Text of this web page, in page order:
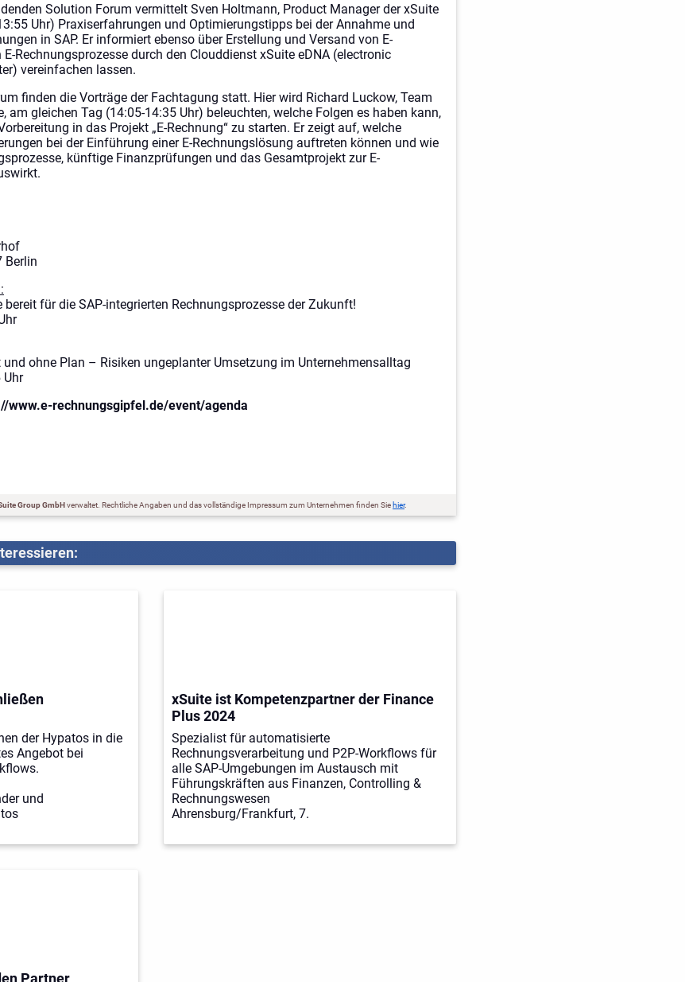
Solution Forum vermittelt Sven Holtmann, Product Manager der xSuite
Uhr) Praxiserfahrungen und Optimierungstipps bei der Annahme und
in SAP. Er informiert ebenso über Erstellung und Versand von E-
Rechnungsprozesse durch den Clouddienst xSuite eDNA (electronic
vereinfachen lassen.
finden die Vorträge der Fachtagung statt. Hier wird Richard Luckow, Team
am gleichen Tag (14:05-14:35 Uhr) beleuchten, welche Folgen es haben kann,
in das Projekt „E-Rechnung“ zu starten. Er zeigt auf, welche
bei der Einführung einer E-Rechnungslösung auftreten können und wie
künftige Finanzprüfungen und das Gesamtprojekt zur E-
Berlin
bereit für die SAP-integrierten Rechnungsprozesse der Zukunft!
und ohne Plan – Risiken ungeplanter Umsetzung im Unternehmensalltag
Uhr
www.e-rechnungsgipfel.de/event/agenda
Group GmbHverwaltet. Rechtliche Angaben und das vollständige Impressum zum Unternehmen finden Sie hier.
der Hypatos in die
Angebot bei
und
xSuite ist Kompetenzpartner der Finance
Plus 2024
Spezialist für automatisierte
Rechnungsverarbeitung und P2P-Workflows für
alle SAP-Umgebungen im Austausch mit
Führungskräften aus Finanzen, Controlling &
Rechnungswesen
Ahrensburg/Frankfurt, 7.
Partner